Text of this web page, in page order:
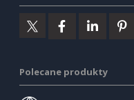
Polecane produkty